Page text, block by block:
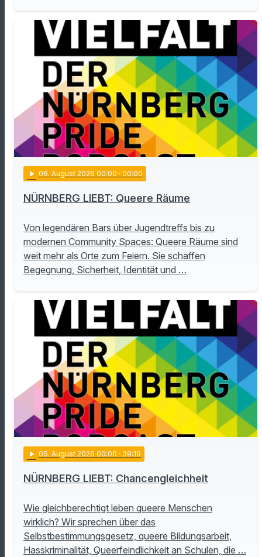
play_arrow 06. August 2026 00:00 · 00:00
NÜRNBERG LIEBT: Queere Räume
Von legendären Bars über Jugendtreffs bis zu
modernen Community Spaces: Queere Räume sind
weit mehr als Orte zum Feiern. Sie schaffen
Begegnung, Sicherheit, Identität und …
play_arrow 05. August 2026 00:00 · 39:19
NÜRNBERG LIEBT: Chancengleichheit
Wie gleichberechtigt leben queere Menschen
wirklich? Wir sprechen über das
Selbstbestimmungsgesetz, queere Bildungsarbeit,
Hasskriminalität, Queerfeindlichkeit an Schulen, die …